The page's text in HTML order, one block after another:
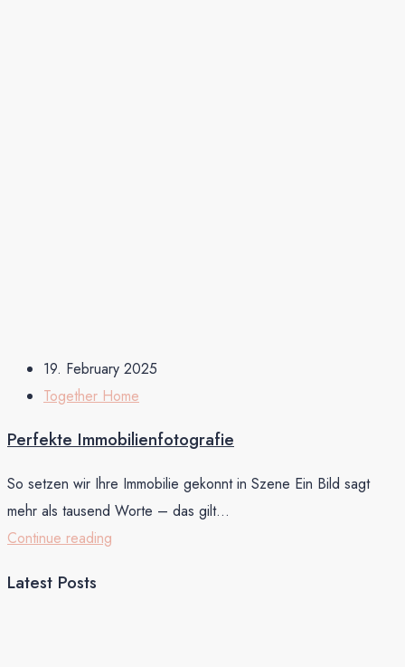
19. February 2025
Together Home
Perfekte Immobilienfotografie
So setzen wir Ihre Immobilie gekonnt in Szene Ein Bild sagt
mehr als tausend Worte – das gilt...
Continue reading
Latest Posts